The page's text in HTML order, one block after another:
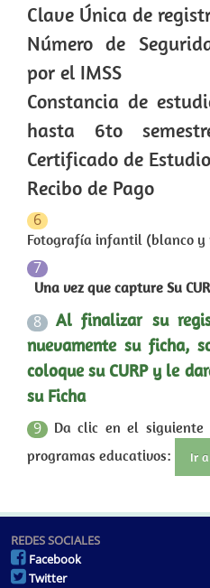
Clave Única de
Número de
por el IMSS
Constancia de
hasta 6to
Certificado de
Recibo de Pago
6
Fotografía infantil (blanco y
7
Una vez que capture Su
8
Al finalizar su
nuevamente su ficha,
coloque su CURP y le
su Ficha
9
Da clic en el
programas educativos:
Ir
REDES SOCIALES
Facebook
Twitter